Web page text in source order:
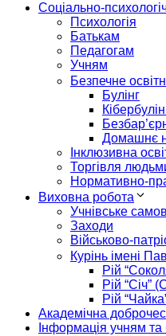
Соціально-
Психологія
Батькам
Педагогам
Учням
Безпечне
Булінг
Домашнє
Інклюзивна
Торгівля
Нормативно-
Виховна робота
Учнівське
Заходи
Військово-
Курінь імені
Рій
Рій “Січ”
Рій
Академічна
Інформація учням та